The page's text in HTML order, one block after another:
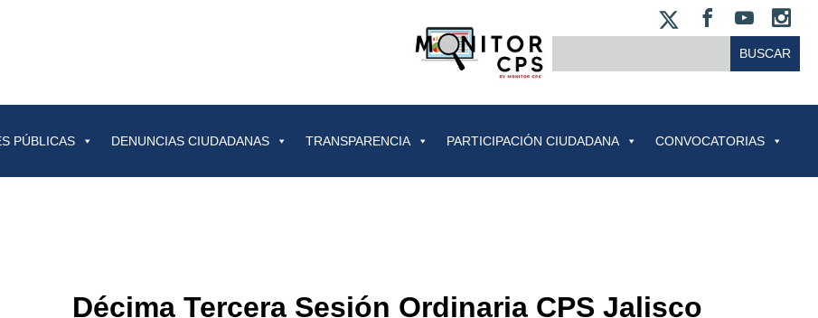
FACEBOOK
PÚBLICAS DENUNCIAS CIUDADANAS TRANSPARENCIA PARTICIPACIÓN CIUDADANA CONVOCATORIAS
Décima Tercera Sesión Ordinaria CPS Jalisco